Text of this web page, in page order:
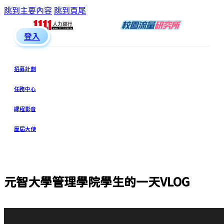
跳到主要內容 跳到頁尾
登入
招募計劃
任務中心
課程影音
歷屆大使
元智大學管理學院學生的一天VLOG